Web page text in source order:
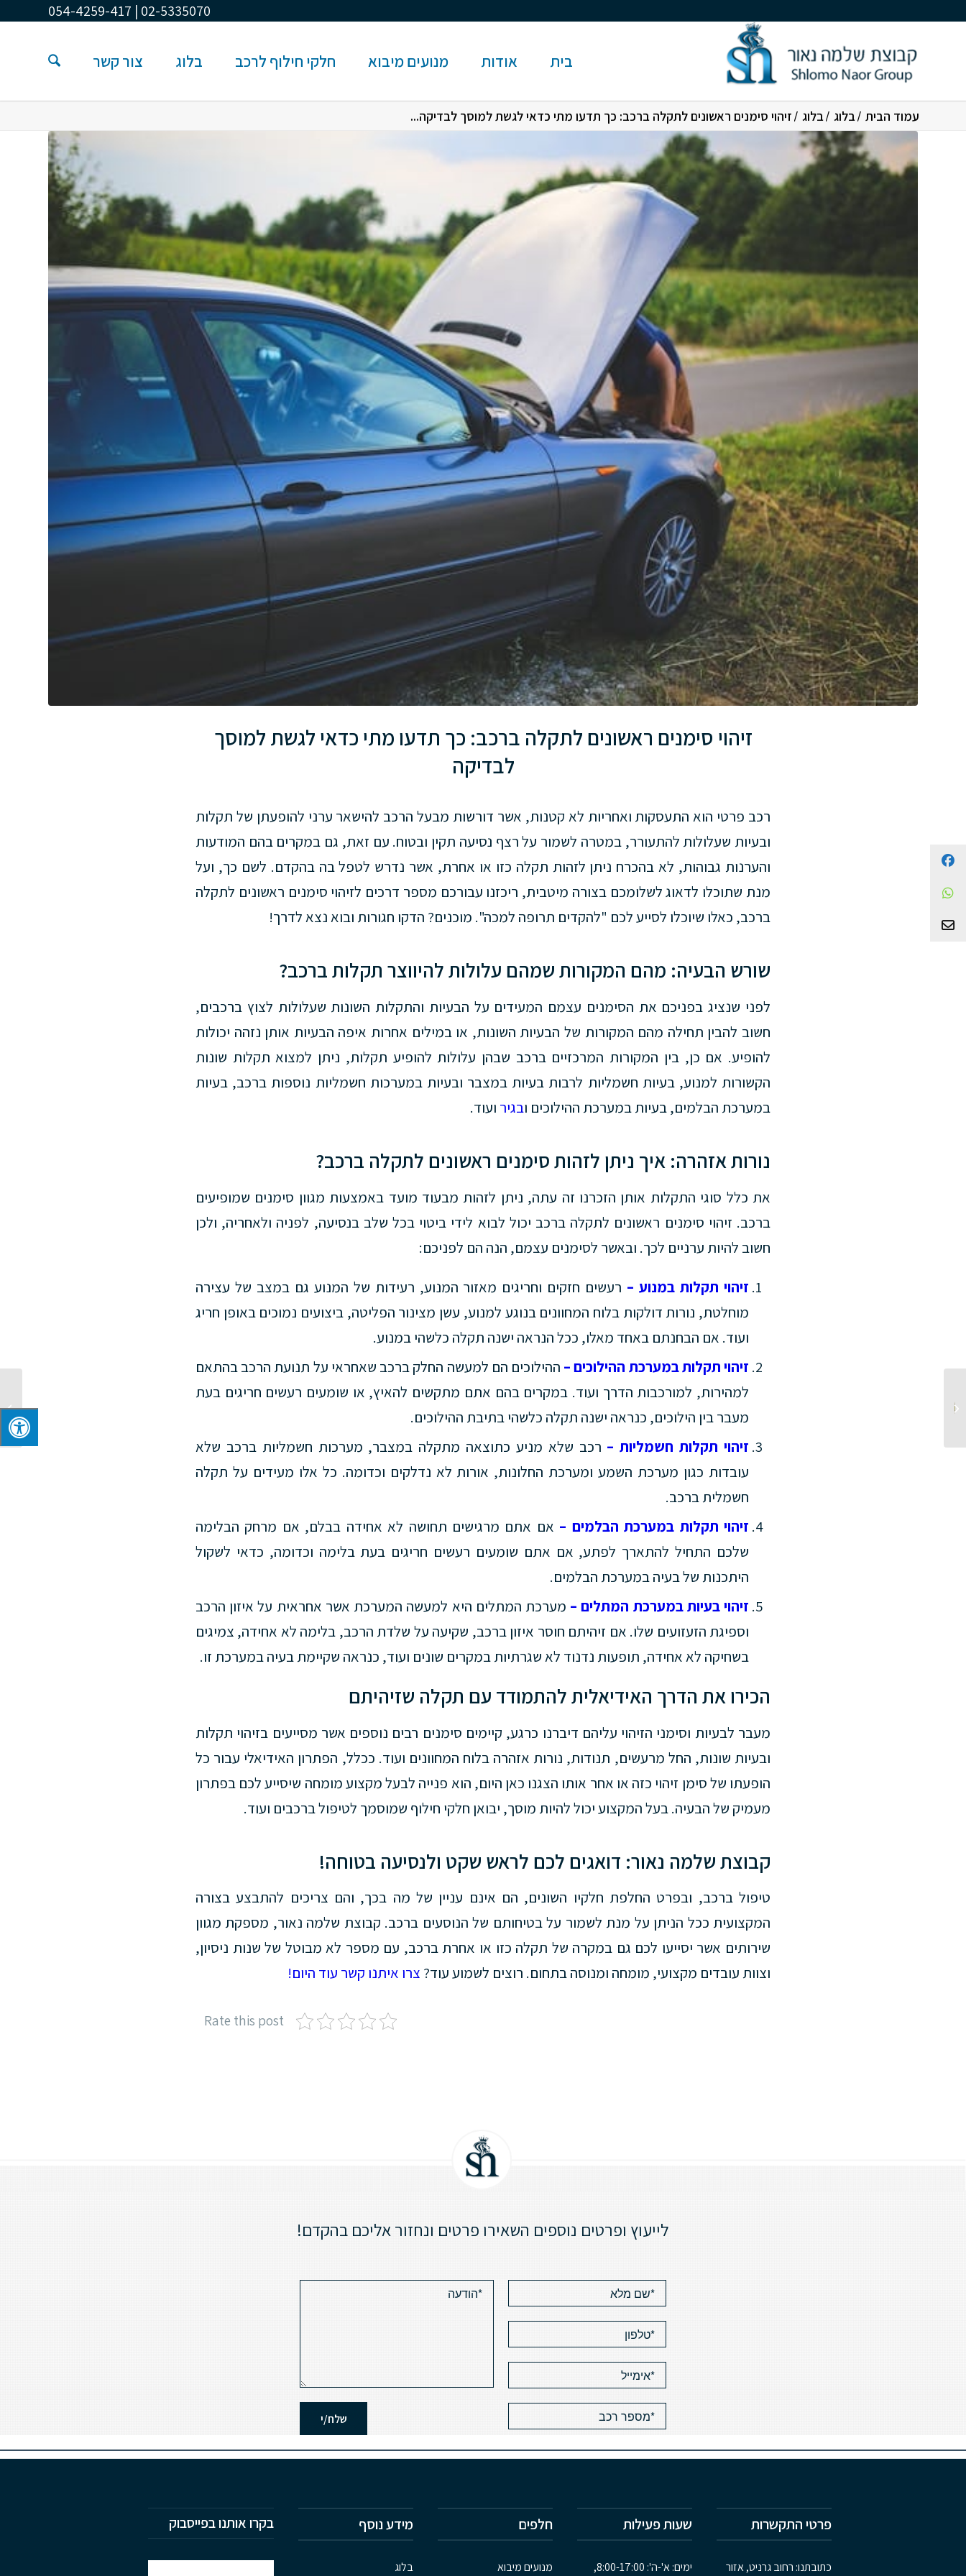
02-5335070 | 054-4259-417
בית אודות מנועים מיבוא חלקי חילוף לרכב בלוג צור קשר
עמוד הבית /בלוג /בלוג /זיהוי סימנים ראשונים לתקלה ברכב: כך תדעו מתי כדאי לגשת למוסך לבדיקה...
זיהוי סימנים ראשונים לתקלה ברכב: כך תדעו מתי כדאי לגשת למוסך
לבדיקה
רכב פרטי הוא התעסקות ואחריות לא קטנות, אשר דורשות מבעל הרכב להישאר ערני להופעתן של תקלות
ובעיות שעלולות להתעורר, במטרה לשמור על רצף נסיעה תקין ובטוח. עם זאת, גם במקרים בהם המודעות
והערנות גבוהות, לא בהכרח ניתן לזהות תקלה כזו או אחרת, אשר נדרש לטפל בה בהקדם. לשם כך, ועל
מנת שתוכלו לדאוג לשלומכם בצורה מיטבית, ריכזנו עבורכם מספר דרכים לזיהוי סימנים ראשונים לתקלה
ברכב, כאלו שיוכלו לסייע לכם "להקדים תרופה למכה". מוכנים? הדקו חגורות ובוא נצא לדרך!
שורש הבעיה: מהם המקורות שמהם עלולות להיווצר תקלות ברכב?
לפני שנציג בפניכם את הסימנים עצמם המעידים על הבעיות והתקלות השונות שעלולות לצוץ ברכבים,
חשוב להבין תחילה מהם המקורות של הבעיות השונות, או במילים אחרות איפה הבעיות אותן נזהה יכולות
להופיע. אם כן, בין המקורות המרכזיים ברכב שבהן עלולות להופיע תקלות, ניתן למצוא תקלות שונות
הקשורות למנוע, בעיות חשמליות לרבות בעיות במצבר ובעיות במערכות חשמליות נוספות ברכב, בעיות
במערכת הבלמים, בעיות במערכת ההילוכים ובגיר ועוד.
נורות אזהרה: איך ניתן לזהות סימנים ראשונים לתקלה ברכב?
את כלל סוגי התקלות אותן הזכרנו זה עתה, ניתן לזהות מבעוד מועד באמצעות מגוון סימנים שמופיעים
ברכב. זיהוי סימנים ראשונים לתקלה ברכב יכול לבוא לידי ביטוי בכל שלב בנסיעה, לפניה ולאחריה, ולכן
חשוב להיות ערניים לכך. ובאשר לסימנים עצמם, הנה הם לפניכם:
זיהוי תקלות במנוע – רעשים חזקים וחריגים מאזור המנוע, רעידות של המנוע גם במצב של עצירה
מוחלטת, נורות דולקות בלוח המחוונים בנוגע למנוע, עשן מצינור הפליטה, ביצועים נמוכים באופן חריג
ועוד. אם הבחנתם באחד מאלו, ככל הנראה ישנה תקלה כלשהי במנוע.
זיהוי תקלות במערכת ההילוכים – ההילוכים הם למעשה החלק ברכב שאחראי על תנועת הרכב בהתאם
למהירות, למורכבות הדרך ועוד. במקרים בהם אתם מתקשים להאיץ, או שומעים רעשים חריגים בעת
מעבר בין הילוכים, כנראה ישנה תקלה כלשהי בתיבת ההילוכים.
זיהוי תקלות חשמליות – רכב שלא מניע כתוצאה מתקלה במצבר, מערכות חשמליות ברכב שלא
עובדות כגון מערכת השמע ומערכת החלונות, אורות לא נדלקים וכדומה. כל אלו מעידים על תקלה
חשמלית ברכב.
זיהוי תקלות במערכת הבלמים – אם אתם מרגישים תחושה לא אחידה בבלם, אם מרחק הבלימה
שלכם התחיל להתארך לפתע, אם אתם שומעים רעשים חריגים בעת בלימה וכדומה, כדאי לשקול
היתכנות של בעיה במערכת הבלמים.
זיהוי בעיות במערכת המתלים – מערכת המתלים היא למעשה המערכת אשר אחראית על איזון הרכב
וספיגת הזעזועים שלו. אם זיהיתם חוסר איזון ברכב, שקיעה על שלדת הרכב, בלימה לא אחידה, צמיגים
בשחיקה לא אחידה, תופעות נדנוד לא שגרתיות במקרים שונים ועוד, כנראה שקיימת בעיה במערכת זו.
הכירו את הדרך האידיאלית להתמודד עם תקלה שזיהיתם
מעבר לבעיות וסימני הזיהוי עליהם דיברנו כרגע, קיימים סימנים רבים נוספים אשר מסייעים בזיהוי תקלות
ובעיות שונות, החל מרעשים, תנודות, נורות אזהרה בלוח המחוונים ועוד. ככלל, הפתרון האידיאלי עבור כל
הופעתו של סימן זיהוי כזה או אחר אותו הצגנו כאן היום, הוא פנייה לבעל מקצוע מומחה שיסייע לכם בפתרון
מעמיק של הבעיה. בעל המקצוע יכול להיות מוסך, יבואן חלקי חילוף שמוסמך לטיפול ברכבים ועוד.
קבוצת שלמה נאור: דואגים לכם לראש שקט ולנסיעה בטוחה!
טיפול ברכב, ובפרט החלפת חלקיו השונים, הם אינם עניין של מה בכך, והם צריכים להתבצע בצורה
המקצועית ככל הניתן על מנת לשמור על בטיחותם של הנוסעים ברכב. קבוצת שלמה נאור, מספקת מגוון
שירותים אשר יסייעו לכם גם במקרה של תקלה כזו או אחרת ברכב, עם מספר לא מבוטל של שנות ניסיון,
וצוות עובדים מקצועי, מומחה ומנוסה בתחום. רוצים לשמוע עוד? צרו איתנו קשר עוד היום!
Rate this post
לייעוץ ופרטים נוספים השאירו פרטים ונחזור אליכם בהקדם!
פרטי התקשרות
כתובתנו: רחוב גרניט, אזור
שעות פעילות
ימים: א'-ה': 8:00-17:00,
חלפים
מנועים מיבוא
מידע נוסף
בלוג
בקרו אותנו בפייסבוק
מדריך